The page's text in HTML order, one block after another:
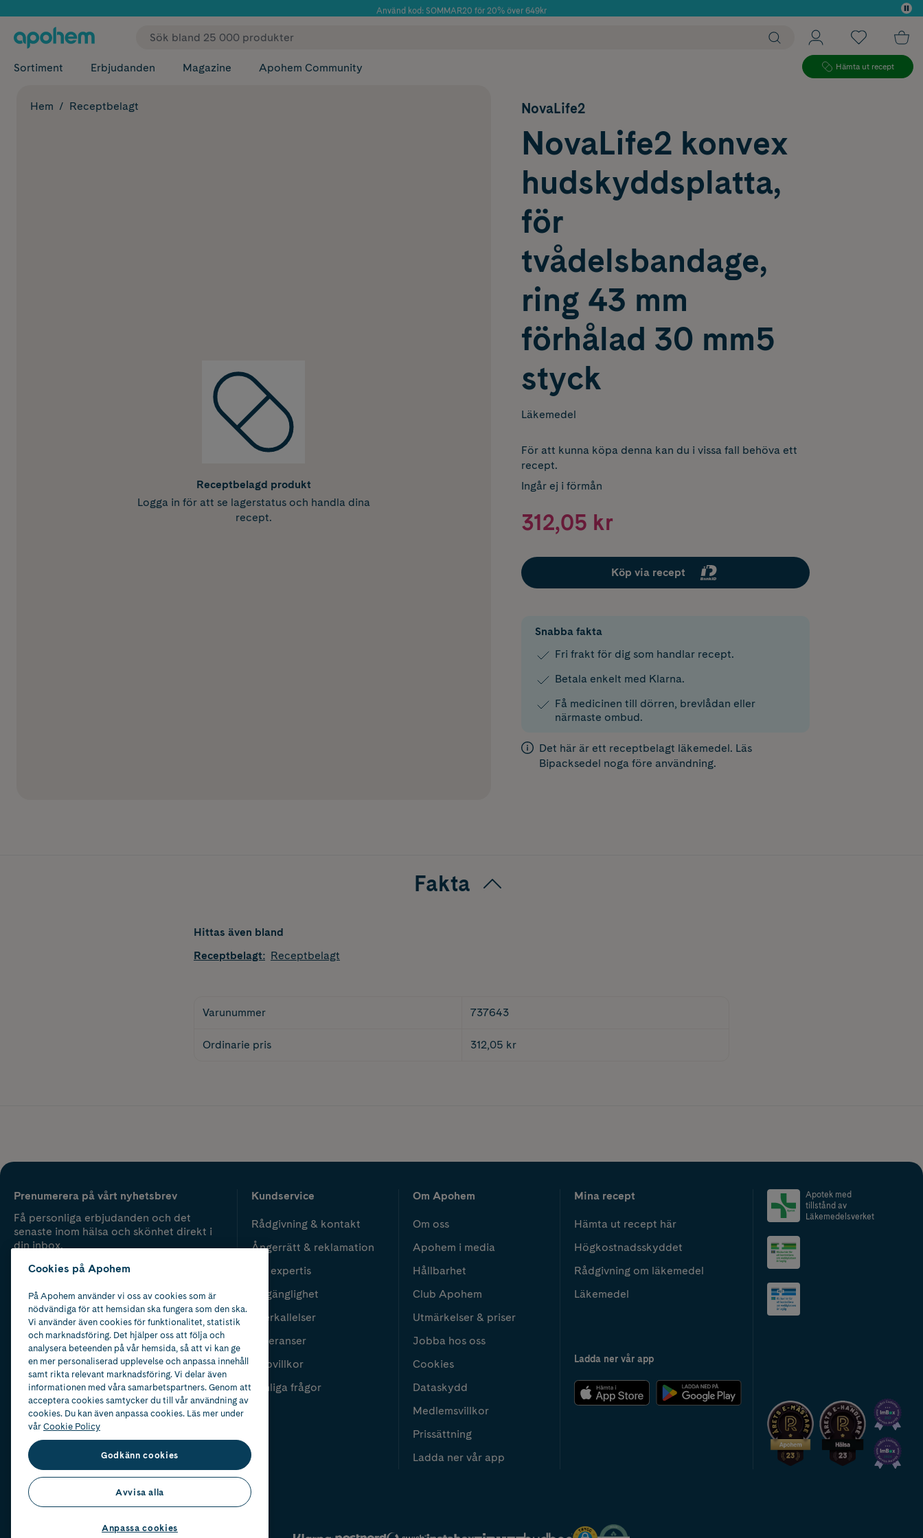
Använd kod: SOMMAR20 för 20% över 649kr
✓ Fri frakt
Sortiment Erbjudanden Magazine Apohem Community Hämta ut recept
Hem Receptbelagt
Receptbelagd produkt
Logga in för att se lagerstatus och handla dina
recept.
NovaLife2
NovaLife2 konvex
hudskyddsplatta,
för
tvådelsbandage,
ring 43 mm
förhålad 30 mm5
styck
Läkemedel
För att kunna köpa denna kan du i vissa fall behöva ett
recept.
Ingår ej i förmån
312,05 kr
Köp via recept
Snabba fakta
Fri frakt för dig som handlar recept.
Betala enkelt med Klarna.
Få medicinen till dörren, brevlådan eller
närmaste ombud.
Det här är ett receptbelagt läkemedel. Läs
Bipacksedel noga före användning.
Fakta
Hittas även bland
Receptbelagt: Receptbelagt
Varunummer 737643
Ordinarie pris 312,05 kr
Prenumerera på vårt nyhetsbrev
Få personliga erbjudanden och det
senaste inom hälsa och skönhet direkt i
din inbox.
Kundservice
Rådgivning & kontakt
Ångerrätt & reklamation
Vår expertis
Tillgänglighet
Återkallelser
Leveranser
Köpvillkor
Vanliga frågor
Om Apohem
Om oss
Apohem i media
Hållbarhet
Club Apohem
Utmärkelser & priser
Jobba hos oss
Cookies
Dataskydd
Medlemsvillkor
Prissättning
Ladda ner vår app
Mina recept
Hämta ut recept här
Högkostnadsskyddet
Rådgivning om läkemedel
Läkemedel
Ladda ner vår app
Apotek med
tillstånd av
Läkemedelsverket
2024
Cookies på Apohem
På Apohem använder vi oss av cookies som är
nödvändiga för att hemsidan ska fungera som den ska.
Vi använder även cookies för funktionalitet, statistik
och marknadsföring. Det hjälper oss att följa och
analysera beteenden på vår hemsida, så att vi kan ge
en mer personaliserad upplevelse och anpassa innehåll
samt rikta relevant marknadsföring. Vi delar även
informationen med våra samarbetspartners. Genom att
acceptera cookies samtycker du till vår användning av
cookies. Du kan även anpassa cookies. Läs mer under
vårCookie Policy
Godkänn cookies
Avvisa alla
Anpassa cookies